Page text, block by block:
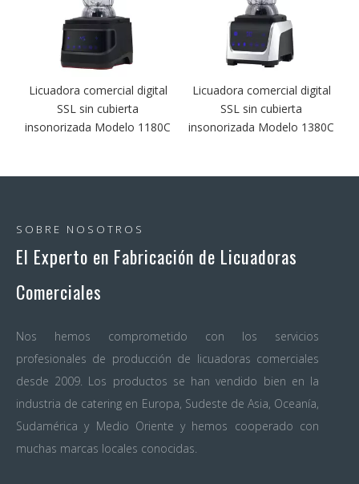
Licuadora comercial digital
SSL sin cubierta
insonorizada Modelo 1180C
Licuadora comercial digital
SSL sin cubierta
insonorizada Modelo 1380C
SOBRE NOSOTROS
El Experto en Fabricación de Licuadoras
Comerciales
Nos hemos comprometido con los servicios
profesionales de producción de licuadoras comerciales
desde 2009. Los productos se han vendido bien en la
industria de catering en Europa, Sudeste de Asia, Oceanía,
Sudamérica y Medio Oriente y hemos cooperado con
muchas marcas locales conocidas.